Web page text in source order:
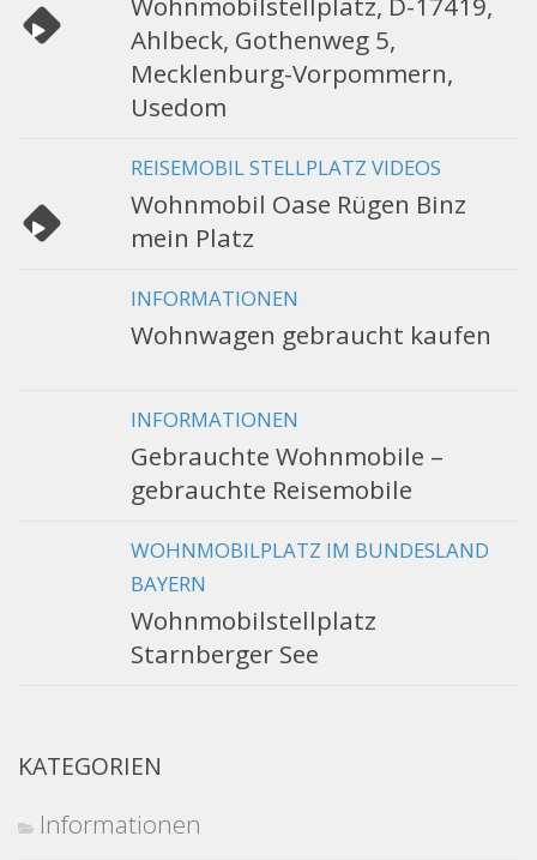
Ahlbeck, Gothenweg 5,
Mecklenburg-Vorpommern,
Usedom
REISEMOBIL STELLPLATZ VIDEOS
Wohnmobil Oase Rügen Binz
mein Platz
INFORMATIONEN
Wohnwagen gebraucht kaufen
INFORMATIONEN
Gebrauchte Wohnmobile –
gebrauchte Reisemobile
WOHNMOBILPLATZ IM BUNDESLAND
BAYERN
Wohnmobilstellplatz
Starnberger See
KATEGORIEN
Informationen